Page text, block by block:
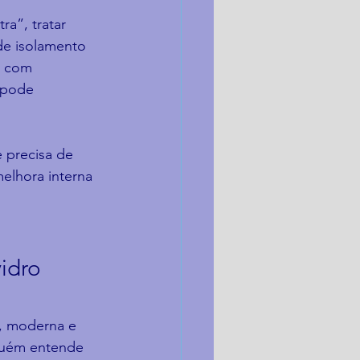
tratar
isolamento
de
interna
moderna e
entende